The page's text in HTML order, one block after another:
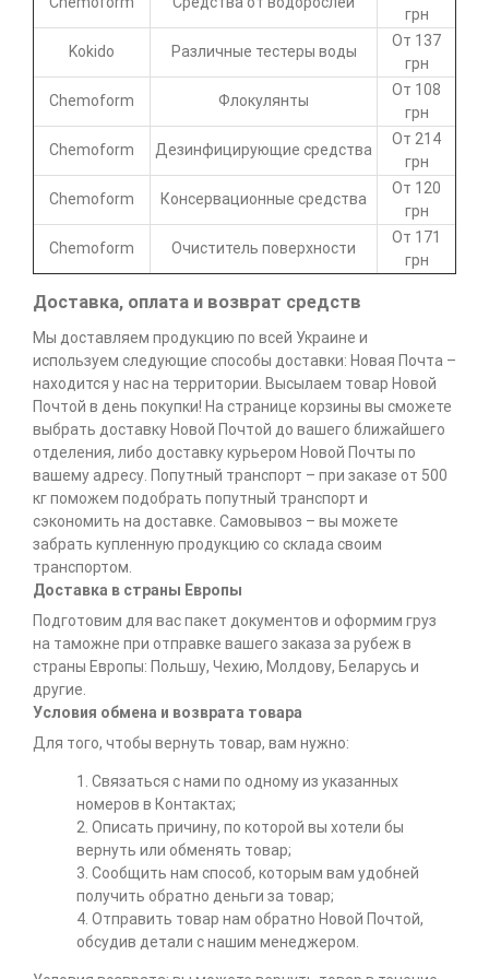
грн
Kokido Различные тестеры воды
От 137
грн
Chemoform Флокулянты
От 108
грн
Chemoform Дезинфицирующие средства
От 214
грн
Chemoform Консервационные средства
От 120
грн
Chemoform Очиститель поверхности
От 171
грн
Доставка, оплата и возврат средств
Мы доставляем продукцию по всей Украине и
используем следующие способы доставки: Новая Почта –
находится у нас на территории. Высылаем товар Новой
Почтой в день покупки! На странице корзины вы сможете
выбрать доставку Новой Почтой до вашего ближайшего
отделения, либо доставку курьером Новой Почты по
вашему адресу. Попутный транспорт – при заказе от 500
кг поможем подобрать попутный транспорт и
сэкономить на доставке. Самовывоз – вы можете
забрать купленную продукцию со склада своим
транспортом.
Доставка в страны Европы
Подготовим для вас пакет документов и оформим груз
на таможне при отправке вашего заказа за рубеж в
страны Европы: Польшу, Чехию, Молдову, Беларусь и
другие.
Условия обмена и возврата товара
Для того, чтобы вернуть товар, вам нужно:
1. Связаться с нами по одному из указанных
номеров в Контактах;
2. Описать причину, по которой вы хотели бы
вернуть или обменять товар;
3. Сообщить нам способ, которым вам удобней
получить обратно деньги за товар;
4. Отправить товар нам обратно Новой Почтой,
обсудив детали с нашим менеджером.